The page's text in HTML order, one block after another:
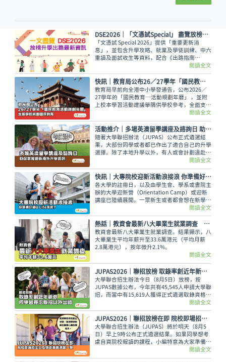
DSE2026│「文憑試Special」 盡覽放榜升學出路最新資訊
「文憑試 Special 2026」提供「重要更新消
息」，並包含升學攻略、就業及學徒訓練、中六
重讀及面試收生等資料，配合《出路指南
2026》讓讀者線上線下接收最全面的放榜動
向！
閱讀全文
快訊｜教育局公布26／27學年「國民教育活動規劃年曆」 支援學校規劃國民教育
教育局早前向全港中小學發通告，公布2026／
27學年的「國民教育─活動規劃年曆」 ，並附
上校本學習活動建議舉隅供學校參考，全面支援
閱讀全文
活動推介｜多場英澳留學講座及諮詢日 助你掌握最新海外升學資訊
隨著大學聯招辦法（JUPAS）公布正式遴選結
果，大部份同學或者都已作出了適合自己的升學
選擇。除了本地升學以外，有人或會計劃遠赴外
地學習，而在這個8月便有多場英國及澳洲大學
簽證及生活費等重要資訊。
閱讀全文
快訊｜大專院校迎新活動浪接浪 你準備好過U Life未呢？
各大學的註冊日，以及由學生會、學系或書院主
辦的大學迎新營（Orientation Camp）或迎新
講座已陸續展開。一眾新生或者都會想在新學年
早些適應新環境，結識到新的同學，迎接豐富精
彩的大學生活。
閱讀全文
熱話│教資會最新八大畢業生就業調查 平均年薪33.6萬元
教資會最新八大畢業生就業調查。結果顯示，八
大畢業生平均年薪升至33.6萬港元（平均月薪
2.8萬港元），按年微升2.1%。
閱讀全文
JUPAS2026｜聯招放榜 取錄率創近年新低 同學宜尋求聯招以外出路
大學聯合招生辦法今日（8月5日）放榜，按
JUPAS數據公布，今年共有45,545人申請大學聯
招，而當中有15,619人獲得正式遴選取錄資格，
佔整體申請人數僅34.29%，創下近年新低。即
使如此，未獲錄取的同學也不用氣餒，還可以多
留意聯招以外的選擇呢。
閱讀全文
JUPAS2026｜聯招放榜在即 院校即場招生日及物資準備清單一覽
大學聯合招生辦法（JUPAS）將於明天（8月5
日）早上9時公布正式遴選結果。如果同學想考
慮自資院校報讀的課程，小編特意為大家準備了
各大專院校的即場招生日詳情與物品準備清單，
讓大家今晚順利執拾行裝，安心休息。
閱讀全文